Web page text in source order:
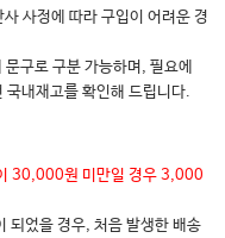
사정에 따라 구입이 어려운 경
구로 구분 가능하며, 필요에
국내재고를 확인해 드립니다.
30,000원 미만일 경우 3,000
되었을 경우, 처음 발생한 배송